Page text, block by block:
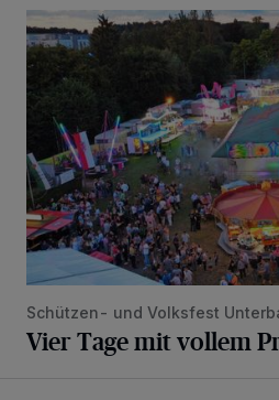
Vier Tage mit vollem Programm
Schützen- und Volksfest
Vier Tage mit vollem